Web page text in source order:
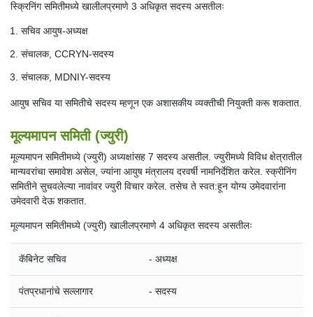
स्क्रिनिंग समितीमध्ये खालीलप्रमाणे 3 अधिकृत सदस्य असतीलः
सचिव आयुष-अध्यक्ष
संचालक, CCRYN-सदस्य
संचालक, MDNIY-सदस्य
आयुष सचिव या समितीचे सदस्य म्हणून एक अशासकीय व्यक्तीची नियुक्ती करू शकतात.
मूल्यमापन समिती (ज्युरी)
मूल्यमापन समितीमध्ये (ज्युरी) अध्यक्षांसह 7 सदस्य असतील. ज्युरीमध्ये विविध क्षेत्रातील
मान्यवरांचा समावेश असेल, ज्यांना आयुष मंत्रालय दरवर्षी नामनिर्देशित करेल. स्क्रीनिंग
समितीने सुचवलेल्या नावांवर ज्युरी विचार करेल. तसेच ते स्वत:हून योग्य उमेदवारांना
उमेदवारी देऊ शकतात.
मूल्यमापन समितीमध्ये (ज्युरी) खालीलप्रमाणे 4 अधिकृत सदस्य असतीलः
कॅबिनेट सचिव - अध्यक्ष
पंतप्रधानांचे सल्लागार - सदस्य